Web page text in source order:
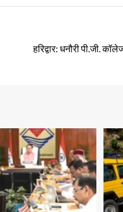
हरिद्वार: धनौरी पी.जी.